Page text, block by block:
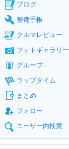
ブログ
整備手帳
クルマレビュー
フォトギャラリー
グループ
ラップタイム
まとめ
フォロー
ユーザー内検索